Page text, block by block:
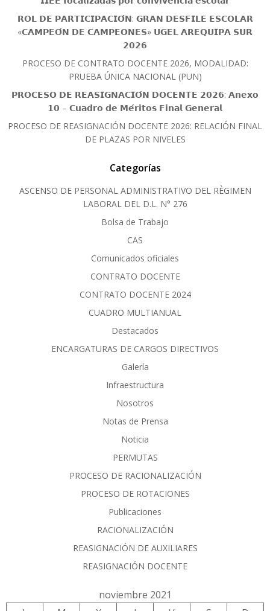
𝗥𝗢𝗟 𝗗𝗘 𝗣𝗔𝗥𝗧𝗜𝗖𝗜𝗣𝗔𝗖𝗜𝗢́𝗡: 𝗚𝗥𝗔𝗡 𝗗𝗘𝗦𝗙𝗜𝗟𝗘 𝗘𝗦𝗖𝗢𝗟𝗔𝗥
«𝗖𝗔𝗠𝗣𝗘𝗢́𝗡 𝗗𝗘 𝗖𝗔𝗠𝗣𝗘𝗢𝗡𝗘𝗦» 𝗨𝗚𝗘𝗟 𝗔𝗥𝗘𝗤𝗨𝗜𝗣𝗔 𝗦𝗨𝗥
𝟮𝟬𝟮𝟲
PROCESO DE CONTRATO DOCENTE 2026, MODALIDAD:
PRUEBA ÚNICA NACIONAL (PUN)
𝗣𝗥𝗢𝗖𝗘𝗦𝗢 𝗗𝗘 𝗥𝗘𝗔𝗦𝗜𝗚𝗡𝗔𝗖𝗜𝗢́𝗡 𝗗𝗢𝗖𝗘𝗡𝗧𝗘 𝟮𝟬𝟮𝟲: 𝗔𝗻𝗲𝘅𝗼
𝟭𝟬 – 𝗖𝘂𝗮𝗱𝗿𝗼 𝗱𝗲 𝗠𝗲́𝗿𝗶𝘁𝗼𝘀 𝗙𝗶𝗻𝗮𝗹 𝗚𝗲𝗻𝗲𝗿𝗮𝗹
PROCESO DE REASIGNACIÓN DOCENTE 2026: RELACIÓN FINAL
DE PLAZAS POR NIVELES
Categorías
ASCENSO DE PERSONAL ADMINISTRATIVO DEL RÈGIMEN
LABORAL DEL D.L. N° 276
Bolsa de Trabajo
CAS
Comunicados oficiales
CONTRATO DOCENTE
CONTRATO DOCENTE 2024
CUADRO MULTIANUAL
Destacados
ENCARGATURAS DE CARGOS DIRECTIVOS
Galería
Infraestructura
Nosotros
Notas de Prensa
Noticia
PERMUTAS
PROCESO DE RACIONALIZACIÓN
PROCESO DE ROTACIONES
Publicaciones
RACIONALIZACIÓN
REASIGNACIÓN DE AUXILIARES
REASIGNACIÓN DOCENTE
noviembre 2021